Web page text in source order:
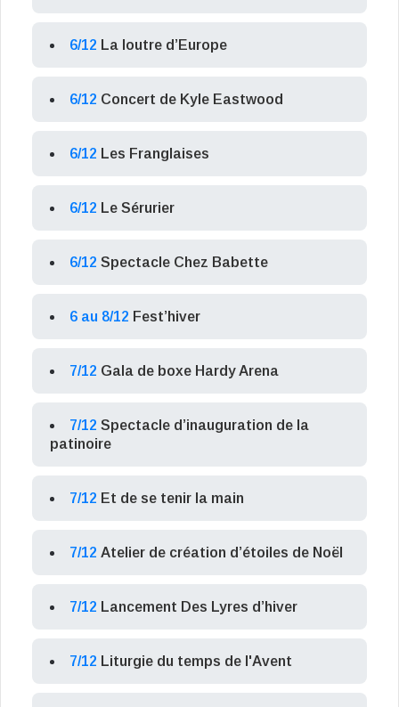
6/12 La loutre d’Europe
6/12 Concert de Kyle Eastwood
6/12 Les Franglaises
6/12 Le Sérurier
6/12 Spectacle Chez Babette
6 au 8/12 Fest’hiver
7/12 Gala de boxe Hardy Arena
7/12 Spectacle d’inauguration de la
patinoire
7/12 Et de se tenir la main
7/12 Atelier de création d’étoiles de Noël
7/12 Lancement Des Lyres d’hiver
7/12 Liturgie du temps de l'Avent